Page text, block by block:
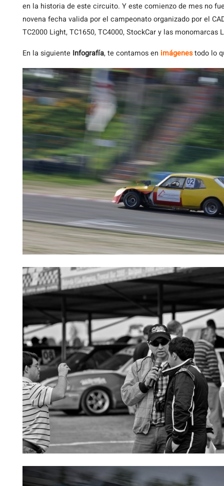
en la historia de este circuito. Y este comienzo de mes no
novena fecha valida por el campeonato organizado por el
TC2000 Light, TC1650, TC4000, StockCar y las monomarcas
En la siguiente Infografía, te contamos en imágenestodo lo